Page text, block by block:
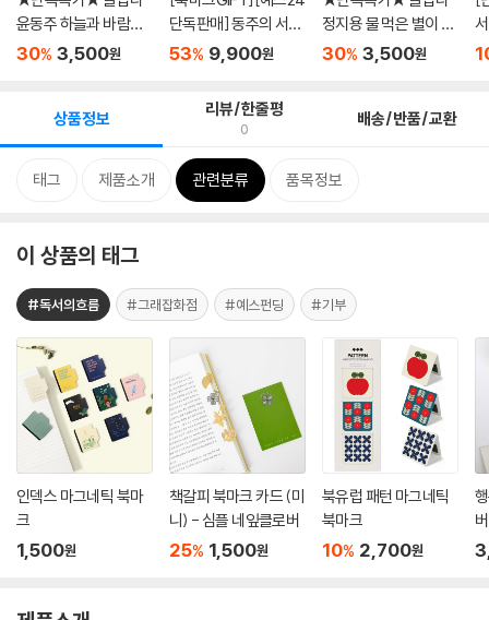
윤동주 하늘과 바람과
별과...
30% 3,500원
단독판매] 동주의 서신
(초...
53% 9,900원
정지용 물 먹은 별이 반
짝 ...
30% 3,500원
상품정보 리뷰/한줄평
0 배송/반품/교환
태그 제품소개 관련분류 품목정보
이 상품의 태그
#독서의흐름 #그래잡화점 #예스펀딩 #기부
인덱스 마그네틱 북마
크
1,500원
책갈피 북마크 카드 (미
니) - 심플 네잎클로버
25% 1,500원
북유럽 패턴 마그네틱
북마크
10% 2,700원